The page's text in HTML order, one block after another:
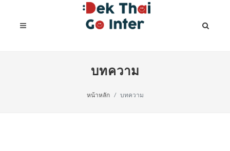
บทความ
หน้าหลัก บทความ